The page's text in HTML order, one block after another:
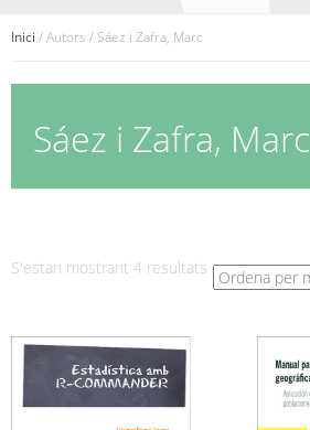
Inici / Autors / Sáez i Zafra, Marc
Sáez i Zafra, Marc
S'estan mostrant 4 resultats Ordenat
per